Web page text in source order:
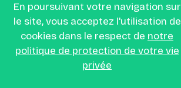
Le Guide
Alimentation Bio
Cosmétique Bio
En poursuivant votre navigation sur
le site, vous acceptez l'utilisation de
cookies dans le respect de notre
politique de protection de votre vie
privée